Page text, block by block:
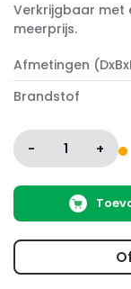
Verkrijgbaar met
meerprijs.
Afmetingen
Brandstof
- 1 +